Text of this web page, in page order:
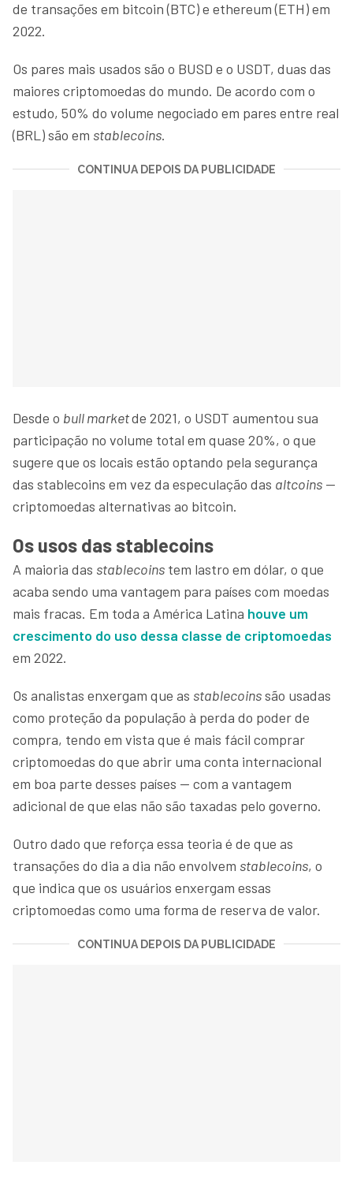
de transações em bitcoin (BTC) e ethereum (ETH) em
2022.
Os pares mais usados são o BUSD e o USDT, duas das
maiores criptomoedas do mundo. De acordo com o
estudo, 50% do volume negociado em pares entre real
(BRL) são em stablecoins.
CONTINUA DEPOIS DA PUBLICIDADE
Desde o bull marketde 2021, o USDT aumentou sua
participação no volume total em quase 20%, o que
sugere que os locais estão optando pela segurança
das stablecoins em vez da especulação das altcoins —
criptomoedas alternativas ao bitcoin.
Os usos das stablecoins
A maioria das stablecoins tem lastro em dólar, o que
acaba sendo uma vantagem para países com moedas
mais fracas. Em toda a América Latina houve um
crescimento do uso dessa classe de criptomoedas
em 2022.
Os analistas enxergam que as stablecoinssão usadas
como proteção da população à perda do poder de
compra, tendo em vista que é mais fácil comprar
criptomoedas do que abrir uma conta internacional
em boa parte desses países — com a vantagem
adicional de que elas não são taxadas pelo governo.
Outro dado que reforça essa teoria é de que as
transações do dia a dia não envolvem stablecoins, o
que indica que os usuários enxergam essas
criptomoedas como uma forma de reserva de valor.
CONTINUA DEPOIS DA PUBLICIDADE